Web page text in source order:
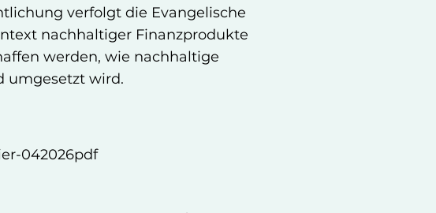
verfolgt die Evangelische
nachhaltiger Finanzprodukte
werden, wie nachhaltige
umgesetzt wird.
042026pdf